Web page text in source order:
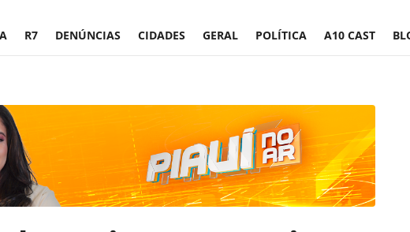
R7 DENÚNCIAS CIDADES GERAL POLÍTICA A10 CAST